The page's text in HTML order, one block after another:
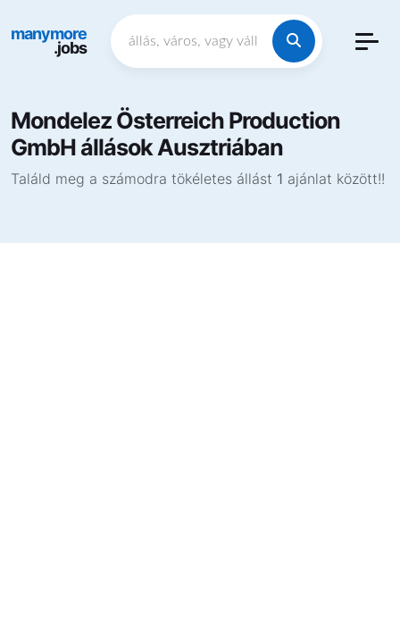
manymore
.jobs
Mondelez Österreich Production
GmbH állások Ausztriában
Találd meg a számodra tökéletes állást 1 ajánlat között!!